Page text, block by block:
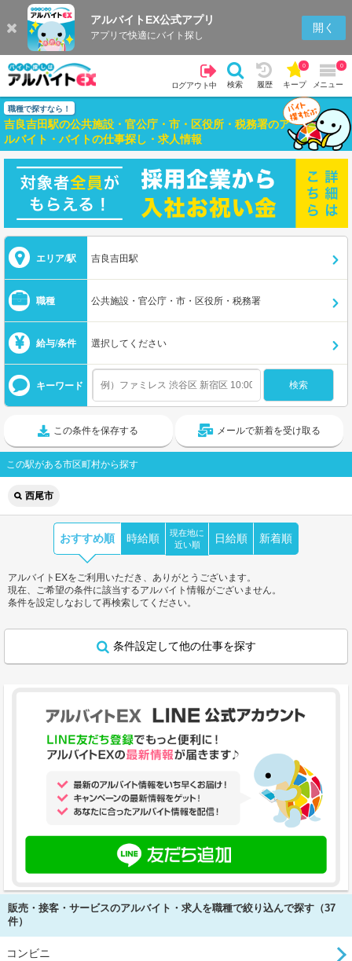
アルバイトEX公式アプリ
アプリで快適にバイト探し
開く
ログアウト中 検索 履歴 キープ
0
メニュー
0
職種で探すなら！
吉良吉田駅の公共施設・官公庁・市・区役所・税務署のア
ルバイト・バイトの仕事探し・求人情報
エリア/駅 吉良吉田駅
職種 公共施設・官公庁・市・区役所・税務署
給与/条件 選択してください
キーワード
この条件を保存する メールで新着を受け取る
この駅がある市区町村から探す
西尾市
おすすめ順 時給順
現在地に
近い順
日給順 新着順
アルバイトEXをご利用いただき、ありがとうございます。
現在、ご希望の条件に該当するアルバイト情報がございません。
条件を設定しなおして再検索してください。
条件設定して他の仕事を探す
販売・接客・サービスのアルバイト・求人を職種で絞り込んで探す（37
件）
コンビニ